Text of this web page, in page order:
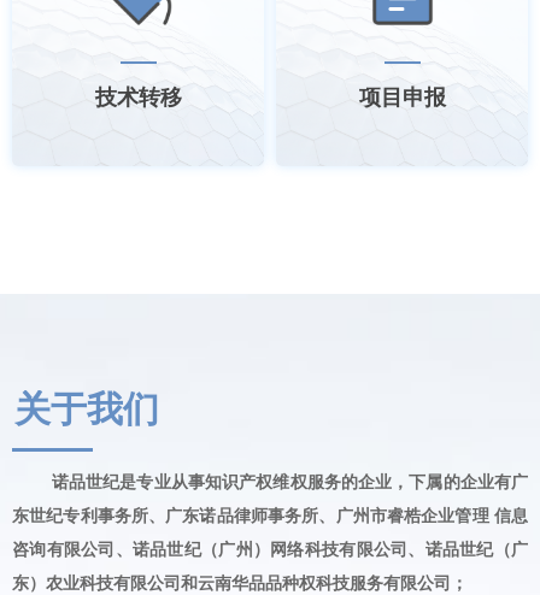
技术转移 项目申报
关于我们
诺品世纪是专业从事知识产权维权服务的企业，下属的企业有广
东世纪专利事务所、广东诺品律师事务所、广州市睿梏企业管理 信息
咨询有限公司、诺品世纪（广州）网络科技有限公司、诺品世纪（广
东）农业科技有限公司和云南华品品种权科技服务有限公司；